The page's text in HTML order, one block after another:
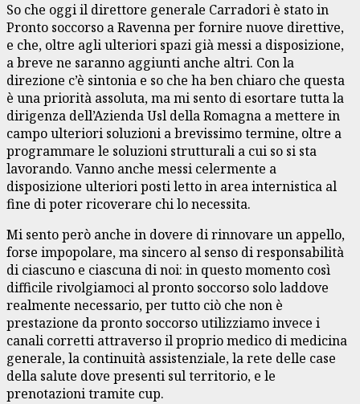
So che oggi il direttore generale Carradori è stato in
Pronto soccorso a Ravenna per fornire nuove direttive,
e che, oltre agli ulteriori spazi già messi a disposizione,
a breve ne saranno aggiunti anche altri. Con la
direzione c’è sintonia e so che ha ben chiaro che questa
è una priorità assoluta, ma mi sento di esortare tutta la
dirigenza dell’Azienda Usl della Romagna a mettere in
campo ulteriori soluzioni a brevissimo termine, oltre a
programmare le soluzioni strutturali a cui so si sta
lavorando. Vanno anche messi celermente a
disposizione ulteriori posti letto in area internistica al
fine di poter ricoverare chi lo necessita.
Mi sento però anche in dovere di rinnovare un appello,
forse impopolare, ma sincero al senso di responsabilità
di ciascuno e ciascuna di noi: in questo momento così
difficile rivolgiamoci al pronto soccorso solo laddove
realmente necessario, per tutto ciò che non è
prestazione da pronto soccorso utilizziamo invece i
canali corretti attraverso il proprio medico di medicina
generale, la continuità assistenziale, la rete delle case
della salute dove presenti sul territorio, e le
prenotazioni tramite cup.